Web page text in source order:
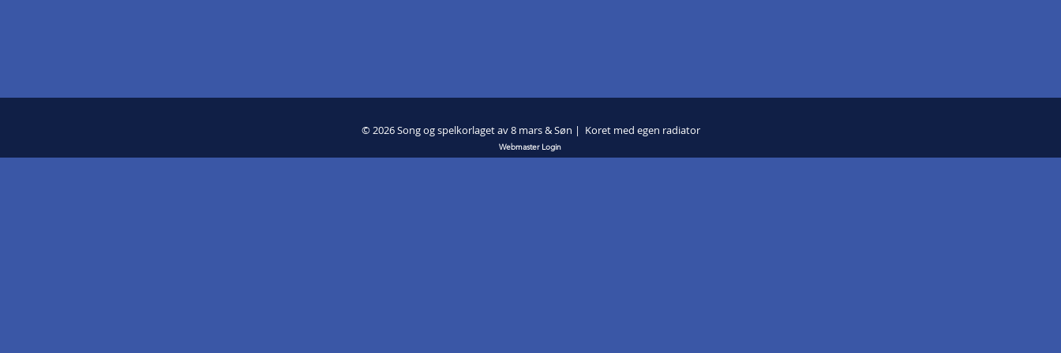
© 2026 Song og spelkorlaget av 8 mars & Søn | Koret med egen radiator
Webmaster Login